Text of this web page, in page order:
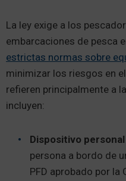
La ley exige a los
embarcaciones de pesca
estrictas normas sobre
minimizar los riesgos en
refieren principalmente a
incluyen:
Dispositivo
persona a bordo de
PFD aprobado por la